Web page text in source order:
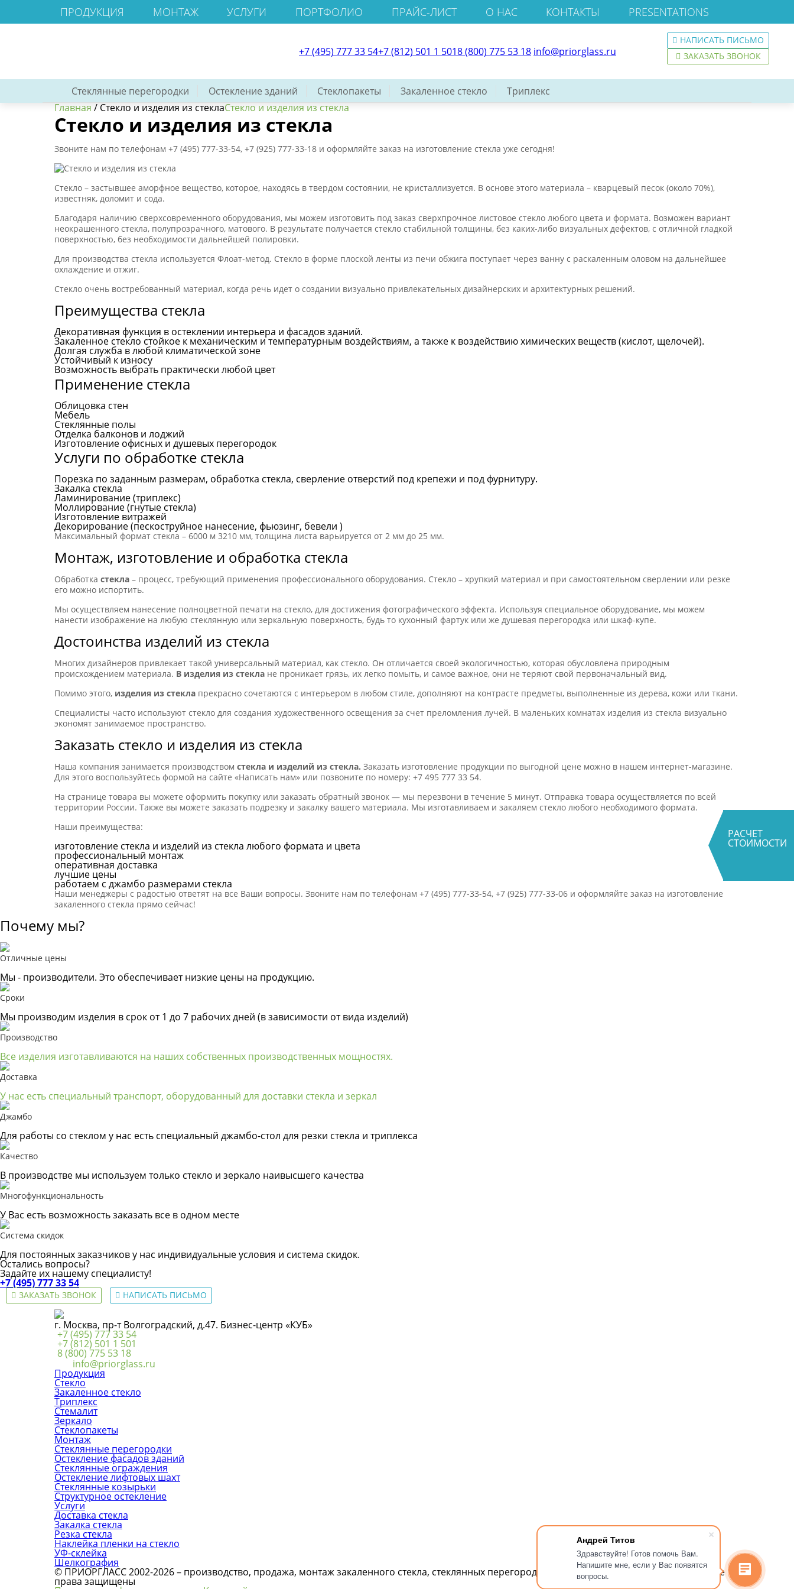
Андрей Титов
Здравствуйте! Готов помочь Вам.
Напишите мне, если у Вас появятся
вопросы.
ПРОДУКЦИЯ МОНТАЖ УСЛУГИ ПОРТФОЛИО ПРАЙС-ЛИСТ О НАС КОНТАКТЫ PRESENTATIONS
+7 (495) 777 33 54+7 (812) 501 1 5018 (800) 775 53 18 info@priorglass.ru
НАПИСАТЬ ПИСЬМО
ЗАКАЗАТЬ ЗВОНОК
Стеклянные перегородки Остекление зданий Стеклопакеты Закаленное стекло Триплекс
РАСЧЕТ
СТОИМОСТИ
Главная / Стекло и изделия из стеклаСтекло и изделия из стекла
Стекло и изделия из стекла
Звоните нам по телефонам +7 (495) 777-33-54, +7 (925) 777-33-18 и оформляйте заказ на изготовление стекла уже сегодня!
Стекло – застывшее аморфное вещество, которое, находясь в твердом состоянии, не кристаллизуется. В основе этого материала – кварцевый песок (около 70%),
известняк, доломит и сода.
Благодаря наличию сверхсовременного оборудования, мы можем изготовить под заказ сверхпрочное листовое стекло любого цвета и формата. Возможен вариант
неокрашенного стекла, полупрозрачного, матового. В результате получается стекло стабильной толщины, без каких-либо визуальных дефектов, с отличной гладкой
поверхностью, без необходимости дальнейшей полировки.
Для производства стекла используется Флоат-метод. Стекло в форме плоской ленты из печи обжига поступает через ванну с раскаленным оловом на дальнейшее
охлаждение и отжиг.
Стекло очень востребованный материал, когда речь идет о создании визуально привлекательных дизайнерских и архитектурных решений.
Преимущества стекла
Декоративная функция в остеклении интерьера и фасадов зданий.
Закаленное стекло стойкое к механическим и температурным воздействиям, а также к воздействию химических веществ (кислот, щелочей).
Долгая служба в любой климатической зоне
Устойчивый к износу
Возможность выбрать практически любой цвет
Применение стекла
Облицовка стен
Мебель
Стеклянные полы
Отделка балконов и лоджий
Изготовление офисных и душевых перегородок
Услуги по обработке стекла
Порезка по заданным размерам, обработка стекла, сверление отверстий под крепежи и под фурнитуру.
Закалка стекла
Ламинирование (триплекс)
Моллирование (гнутые стекла)
Изготовление витражей
Декорирование (пескоструйное нанесение, фьюзинг, бевели )
Максимальный формат стекла – 6000 м 3210 мм, толщина листа варьируется от 2 мм до 25 мм.
Монтаж, изготовление и обработка стекла
Обработка стекла – процесс, требующий применения профессионального оборудования. Стекло – хрупкий материал и при самостоятельном сверлении или резке
его можно испортить.
Мы осуществляем нанесение полноцветной печати на стекло, для достижения фотографического эффекта. Используя специальное оборудование, мы можем
нанести изображение на любую стеклянную или зеркальную поверхность, будь то кухонный фартук или же душевая перегородка или шкаф-купе.
Достоинства изделий из стекла
Многих дизайнеров привлекает такой универсальный материал, как стекло. Он отличается своей экологичностью, которая обусловлена природным
происхождением материала. В изделия из стекла не проникает грязь, их легко помыть, и самое важное, они не теряют свой первоначальный вид.
Помимо этого, изделия из стекла прекрасно сочетаются с интерьером в любом стиле, дополняют на контрасте предметы, выполненные из дерева, кожи или ткани.
Специалисты часто используют стекло для создания художественного освещения за счет преломления лучей. В маленьких комнатах изделия из стекла визуально
экономят занимаемое пространство.
Заказать стекло и изделия из стекла
Наша компания занимается производством стекла и изделий из стекла. Заказать изготовление продукции по выгодной цене можно в нашем интернет-магазине.
Для этого воспользуйтесь формой на сайте «Написать нам» или позвоните по номеру: +7 495 777 33 54.
На странице товара вы можете оформить покупку или заказать обратный звонок — мы перезвони в течение 5 минут. Отправка товара осуществляется по всей
территории России. Также вы можете заказать подрезку и закалку вашего материала. Мы изготавливаем и закаляем стекло любого необходимого формата.
Наши преимущества:
изготовление стекла и изделий из стекла любого формата и цвета
профессиональный монтаж
оперативная доставка
лучшие цены
работаем с джамбо размерами стекла
Наши менеджеры с радостью ответят на все Ваши вопросы. Звоните нам по телефонам +7 (495) 777-33-54, +7 (925) 777-33-06 и оформляйте заказ на изготовление
закаленного стекла прямо сейчас!
Почему мы?
Отличные цены
Мы - производители. Это обеспечивает низкие цены на продукцию.
Сроки
Мы производим изделия в срок от 1 до 7 рабочих дней (в зависимости от вида изделий)
Производство
Все изделия изготавливаются на наших собственных производственных мощностях.
Доставка
У нас есть специальный транспорт, оборудованный для доставки стекла и зеркал
Джамбо
Для работы со стеклом у нас есть специальный джамбо-стол для резки стекла и триплекса
Качество
В производстве мы используем только стекло и зеркало наивысшего качества
Многофункциональность
У Вас есть возможность заказать все в одном месте
Система скидок
Для постоянных заказчиков у нас индивидуальные условия и система скидок.
Остались вопросы?
Задайте их нашему специалисту!
+7 (495) 777 33 54
ЗАКАЗАТЬ ЗВОНОК НАПИСАТЬ ПИСЬМО
г. Москва, пр-т Волгоградский, д.47. Бизнес-центр «КУБ»
+7 (495) 777 33 54
+7 (812) 501 1 501
8 (800) 775 53 18
info@priorglass.ru
Продукция
Стекло
Закаленное стекло
Триплекс
Стемалит
Зеркало
Стеклопакеты
Монтаж
Стеклянные перегородки
Остекление фасадов зданий
Стеклянные ограждения
Остекление лифтовых шахт
Стеклянные козырьки
Структурное остекление
Услуги
Доставка стекла
Закалка стекла
Резка стекла
Наклейка пленки на стекло
УФ-склейка
Шелкография
© ПРИОРГЛАСС 2002-2026 – производство, продажа, монтаж закаленного стекла, стеклянных перегородок, остекление фасадов зданий и т.п. Все
права защищены